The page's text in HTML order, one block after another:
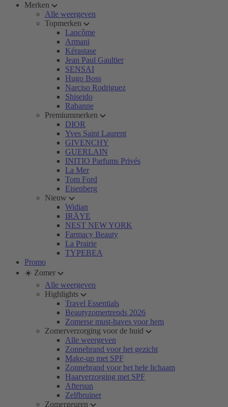
Merken
Alle weergeven
Topmerken
Lancôme
Armani
Kérastase
Jean Paul Gaultier
SENSAI
Hugo Boss
Narciso Rodriguez
Shiseido
Rabanne
Premiummerken
DIOR
Yves Saint Laurent
GIVENCHY
GUERLAIN
INITIO Parfums Privés
La Mer
Tom Ford
Eisenberg
Nieuw
Widian
IRÄYE
NEST NEW YORK
Farmacy Beauty
La Prairie
TYPEBEA
Promo
☀️ Zomer
Alle weergeven
Highlights
Travel Essentials
Beautyzomertrends 2026
Zomerse must-haves voor hem
Zomerverzorging voor de huid
Alle weergeven
Zonnebrand voor het gezicht
Make-up met SPF
Zonnebrand voor het hele lichaam
Haarverzorging met SPF
Aftersun
Zelfbruiner
Zomergeuren